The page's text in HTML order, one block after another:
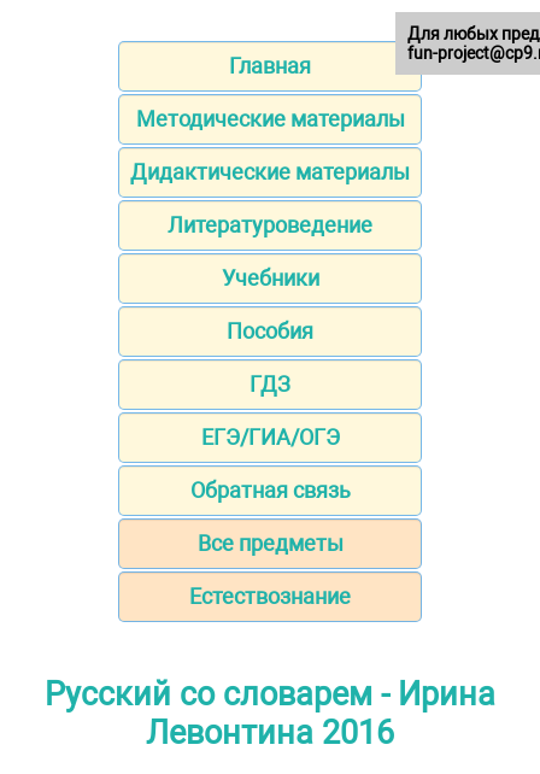
Главная
Методические материалы
Дидактические материалы
Литературоведение
Учебники
Пособия
ГДЗ
ЕГЭ/ГИА/ОГЭ
Обратная связь
Все предметы
Естествознание
Русский со словарем - Ирина
Левонтина 2016
Для любых
fun-